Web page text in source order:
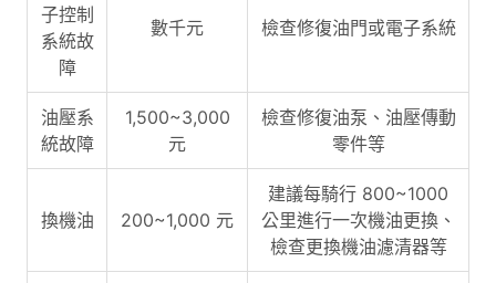
子控制
系統故
障
數千元 檢查修復油門或電子系統
油壓系
統故障
1,500~3,000
元
檢查修復油泵、油壓傳動
零件等
換機油 200~1,000 元
建議每騎行 800~1000
公里進行一次機油更換、
檢查更換機油濾清器等